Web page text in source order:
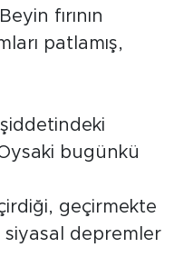
fırının
patlamış,
şiddetindeki
bugünkü
geçirmekte
depremler